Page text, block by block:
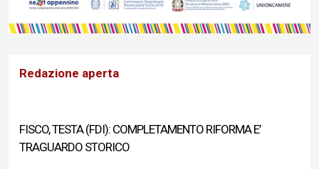
Redazione aperta
FISCO, TESTA (FDI): COMPLETAMENTO RIFORMA E’
TRAGUARDO STORICO